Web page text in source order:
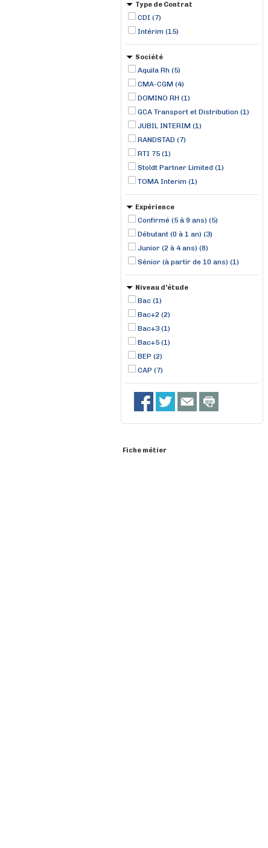
Amilly (1)
Beauvais (1)
Bondoufle (1)
Type de Contrat
CDI (7)
Intérim (15)
Société
Aquila Rh (5)
CMA-CGM (4)
DOMINO RH (1)
GCA Transport et Distribution (1)
JUBIL INTERIM (1)
RANDSTAD (7)
RTI 75 (1)
Stoldt Partner Limited (1)
TOMA Interim (1)
Expérience
Confirmé (5 à 9 ans) (5)
Débutant (0 à 1 an) (3)
Junior (2 à 4 ans) (8)
Sénior (à partir de 10 ans) (1)
Niveau d'étude
Bac (1)
Bac+2 (2)
Bac+3 (1)
Bac+5 (1)
BEP (2)
CAP (7)
Fiche métier